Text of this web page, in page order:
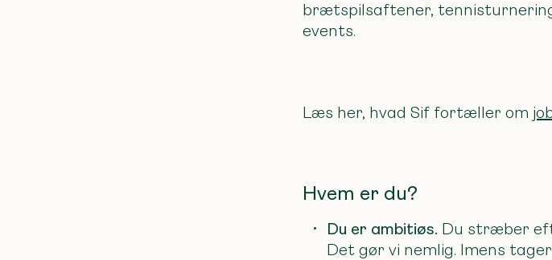
brætspilsaftener,
events.
Læs her, hvad Sif fortæller om
Hvem er du?
Du er ambitiøs. Du stræber
Det gør vi nemlig. Imens